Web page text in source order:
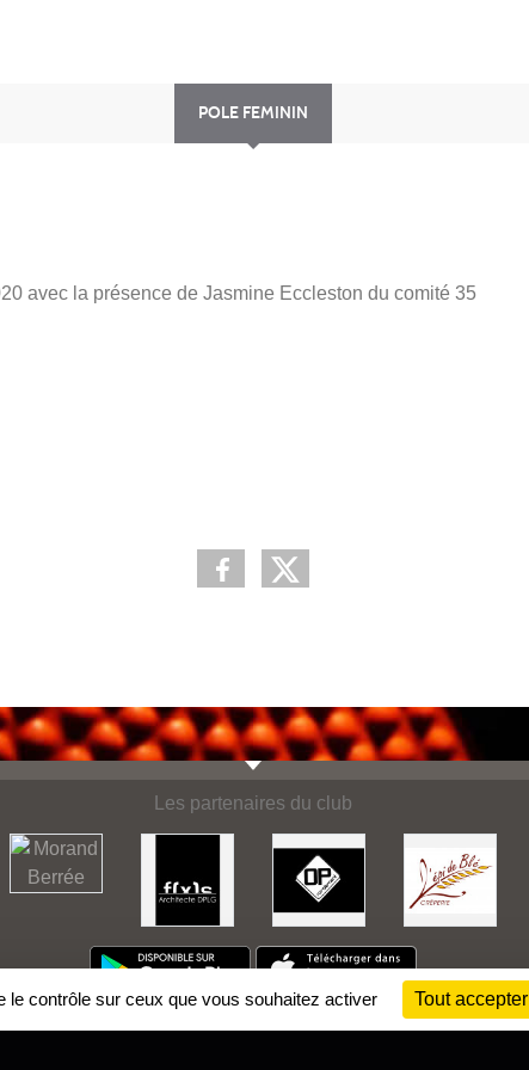
POLE FEMININ
avec la présence de Jasmine Eccleston du comité 35
Les partenaires du club
le contrôle sur ceux que vous souhaitez activer Tout accepter